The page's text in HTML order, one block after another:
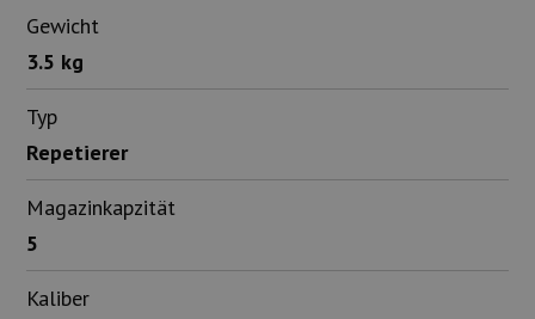
Gewicht
3.5 kg
Typ
Repetierer
Magazinkapzität
5
Kaliber